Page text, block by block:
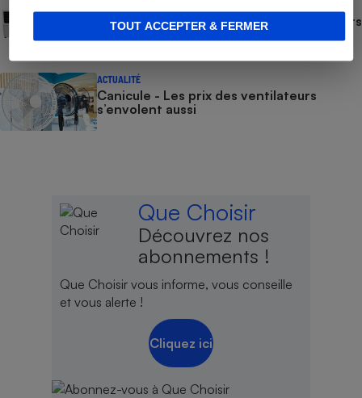
TOUT ACCEPTER & FERMER
Comment nous testons les rafraîchisseurs
d’air
ACTUALITÉ
Canicule - Les prix des ventilateurs
s’envolent aussi
Que Choisir
Découvrez nos
abonnements !
Que Choisir vous informe, vous conseille
et vous alerte !
Cliquez ici